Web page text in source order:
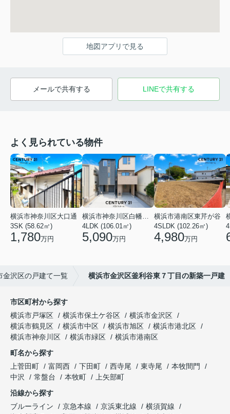
地図アプリで見る
メールで共有する LINEで共有する
よく見られている物件
横浜市神奈川区大口通
3SK (58.62㎡)
1,780万円
横浜市神奈川区白幡東町
4LDK (106.01㎡)
5,090万円
横浜市港南区東芹が谷
4SLDK (102.26㎡)
4,980万円
金沢区の戸建て一覧 横浜市金沢区釜利谷東７丁目の新築一戸建
市区町村から探す
横浜市戸塚区
横浜市保土ケ谷区
横浜市金沢区
横浜市鶴見区
横浜市中区 横浜市旭区
横浜市港北区
横浜市神奈川区
横浜市緑区
横浜市港南区
町名から探す
上菅田町
富岡西 下田町 西寺尾 東寺尾
本牧間門
中沢
常盤台 本牧町
上矢部町
沿線から探す
ブルーライン
京急本線 京浜東北線
横須賀線